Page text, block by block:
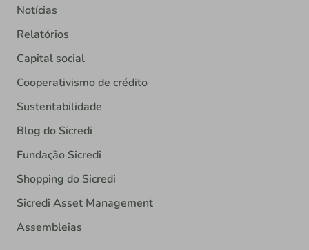
Notícias
Relatórios
Capital social
Cooperativismo de crédito
Sustentabilidade
Blog do Sicredi
Fundação Sicredi
Shopping do Sicredi
Sicredi Asset Management
Assembleias